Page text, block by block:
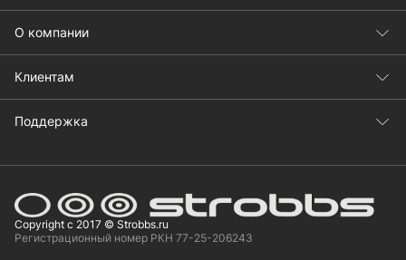
О компании
Клиентам
Поддержка
Copyright с 2017 © Strobbs.ru
Регистрационный номер РКН 77-25-206243